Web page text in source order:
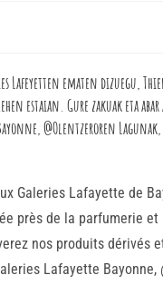
Lafeyetten ematen dizuegu,
estaian. Gure zakuak eta
@Olentzeroren
Galeries Lafayette de
près de la parfumerie et
nos produits dérivés
Lafayette Bayonne,